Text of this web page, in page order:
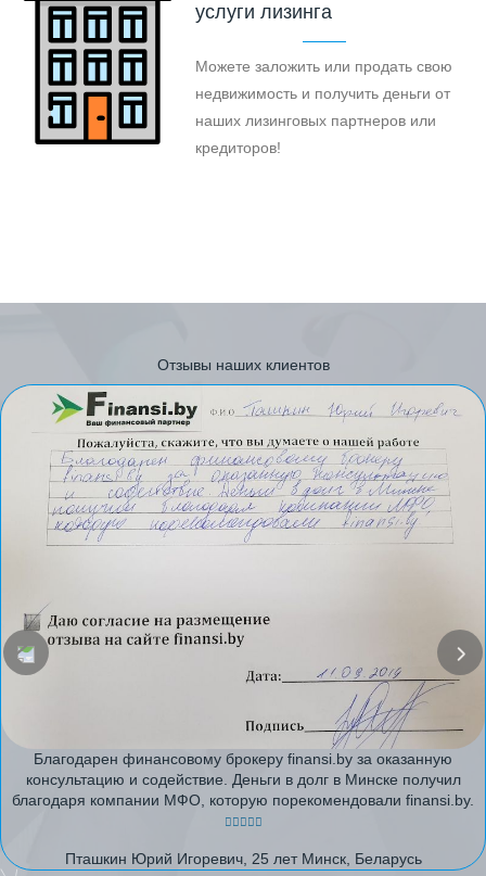
услуги лизинга
Можете заложить или продать свою
недвижимость и получить деньги от
наших лизинговых партнеров или
кредиторов!
Отзывы наших клиентов
Благодарен финансовому брокеру finansi.by за оказанную
консультацию и содействие. Деньги в долг в Минске получил
благодаря компании МФО, которую порекомендовали finansi.by.
Пташкин Юрий Игоревич, 25 лет Минск, Беларусь